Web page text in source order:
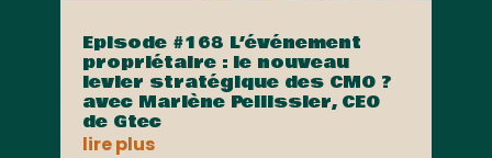
Episode #168 L’événement
propriétaire : le nouveau
levier stratégique des CMO ?
avec Marlène Pellissier, CEO
de Gtec
lire plus